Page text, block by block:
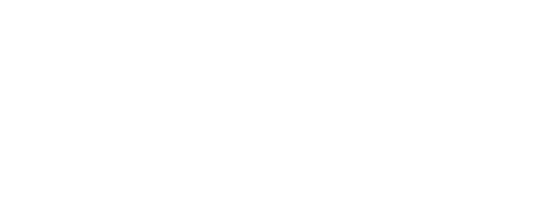
Desidero rimanere aggiornato sulle ultime novità dell'Associazione tramite